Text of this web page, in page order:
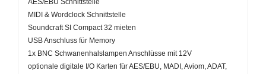
MIDI & Wordclock Schnittstelle
Soundcraft SI Compact 32 mieten
USB Anschluss für Memory
1x BNC Schwanenhalslampen Anschlüsse mit 12V
optionale digitale I/O Karten für AES/EBU, MADI, Aviom, ADAT,